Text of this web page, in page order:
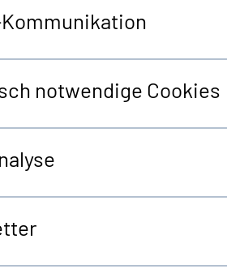
notwendige Cookies